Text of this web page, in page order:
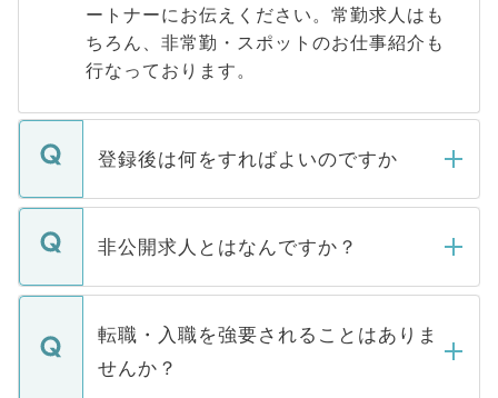
ートナーにお伝えください。常勤求人はも
ちろん、非常勤・スポットのお仕事紹介も
行なっております。
登録後は何をすればよいのですか
ご登録いただきましたら、弊社担当者がご
登録内容を確認し、その後メールもしくは
ます。通常、5営業日以内にはご連絡をせて
いただきますので、しばらくお待ちくださ
非公開求人とはなんですか？
マイナビDOCTORで取り扱っている求人の
うち約3割は、Webサイトからご覧いただ
けない「非公開求人」です。非公開求人は
下記の理由によって、一般には公開してい
転職・入職を強要されることはありま
せんか？